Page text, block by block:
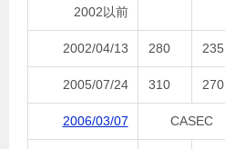
2002以前
2002/04/13 280 235
2005/07/24 310 270
2006/03/07 CASEC